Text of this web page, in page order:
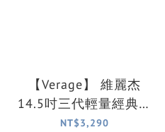
【Verage】 維麗杰
14.5吋三代輕量經典系
列電腦拉桿箱(4色可
NT$3,290